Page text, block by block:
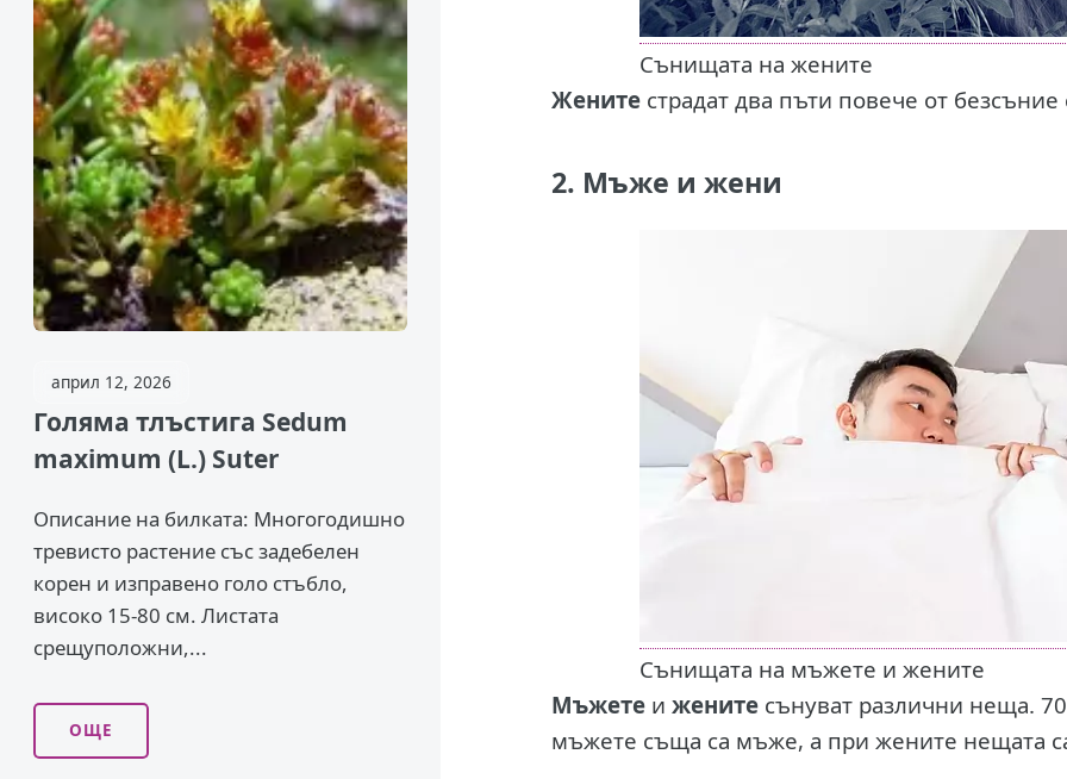
Сънищата на жените
Женитестрадат два пъти повече от
2. Мъже и жени
Сънищата на мъжете и жените
Мъжетеи женитесънуват различни неща.
мъжете съща са мъже, а при жените нещата
април 12, 2026
Голяма тлъстига Sedum
maximum (L.) Suter
Описание на билката: Многогодишно
тревисто растение със задебелен
корен и изправено го­ло стъбло,
високо 15-80 см. Листата
срещуположни,...
ОЩЕ